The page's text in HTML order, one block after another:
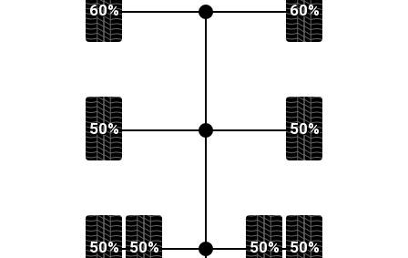
60% 60%
50% 50%
50% 50% 50% 50%